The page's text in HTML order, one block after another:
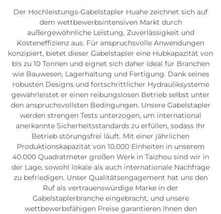
Der Hochleistungs-Gabelstapler Huahe zeichnet sich auf
dem wettbewerbsintensiven Markt durch
außergewöhnliche Leistung, Zuverlässigkeit und
Kosteneffizienz aus. Für anspruchsvolle Anwendungen
konzipiert, bietet dieser Gabelstapler eine Hubkapazität von
bis zu 10 Tonnen und eignet sich daher ideal für Branchen
wie Bauwesen, Lagerhaltung und Fertigung. Dank seines
robusten Designs und fortschrittlicher Hydrauliksysteme
gewährleistet er einen reibungslosen Betrieb selbst unter
den anspruchsvollsten Bedingungen. Unsere Gabelstapler
werden strengen Tests unterzogen, um international
anerkannte Sicherheitsstandards zu erfüllen, sodass Ihr
Betrieb störungsfrei läuft. Mit einer jährlichen
Produktionskapazität von 10.000 Einheiten in unserem
40.000 Quadratmeter großen Werk in Taizhou sind wir in
der Lage, sowohl lokale als auch internationale Nachfrage
zu befriedigen. Unser Qualitätsengagement hat uns den
Ruf als vertrauenswürdige Marke in der
Gabelstaplerbranche eingebracht, und unsere
wettbewerbsfähigen Preise garantieren Ihnen den